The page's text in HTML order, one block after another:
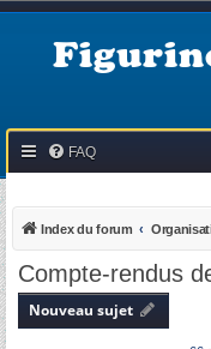
FAQ
Index du forum
Compte-rendus
Nouveau sujet